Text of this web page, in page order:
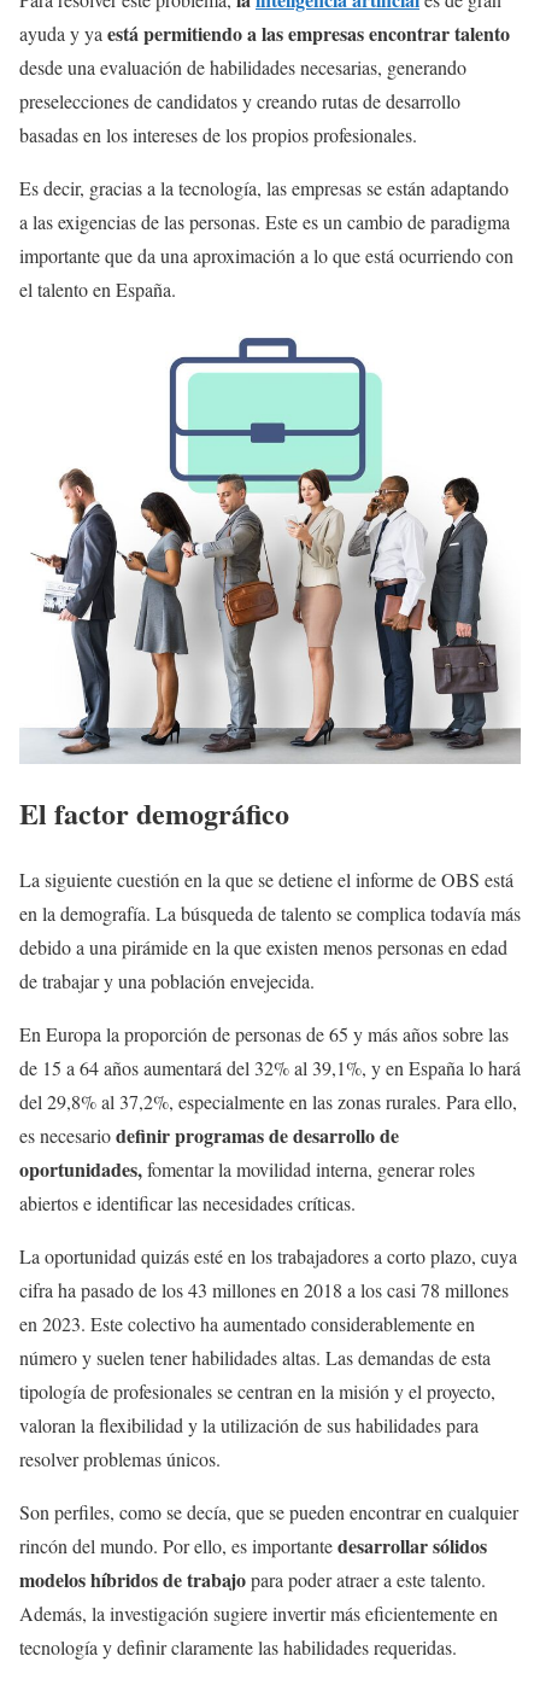
ayuda y yaestá permitiendo a las empresas encontrar talento
desde una evaluación de habilidades necesarias, generando
preselecciones de candidatos y creando rutas de desarrollo
basadas en los intereses de los propios profesionales.
Es decir, gracias a la tecnología, las empresas se están adaptando
a las exigencias de las personas. Este es un cambio de paradigma
importante que da una aproximación a lo que está ocurriendo con
el talento en España.
El factor demográfico
La siguiente cuestión en la que se detiene el informe de OBS está
en la demografía. La búsqueda de talento se complica todavía más
debido a una pirámide en la que existen menos personas en edad
de trabajar y una población envejecida.
En Europa la proporción de personas de 65 y más años sobre las
de 15 a 64 años aumentará del 32% al 39,1%, y en España lo hará
del 29,8% al 37,2%, especialmente en las zonas rurales. Para ello,
es necesariodefinir programas de desarrollo de
oportunidades,fomentar la movilidad interna, generar roles
abiertos e identificar las necesidades críticas.
La oportunidad quizás esté en los trabajadores a corto plazo, cuya
cifra ha pasado de los 43 millones en 2018 a los casi 78 millones
en 2023. Este colectivo ha aumentado considerablemente en
número y suelen tener habilidades altas. Las demandas de esta
tipología de profesionales se centran en la misión y el proyecto,
valoran la flexibilidad y la utilización de sus habilidades para
resolver problemas únicos.
Son perfiles, como se decía, que se pueden encontrar en cualquier
rincón del mundo. Por ello, es importantedesarrollar sólidos
modelos híbridos de trabajopara poder atraer a este talento.
Además, la investigación sugiere invertir más eficientemente en
tecnología y definir claramente las habilidades requeridas.